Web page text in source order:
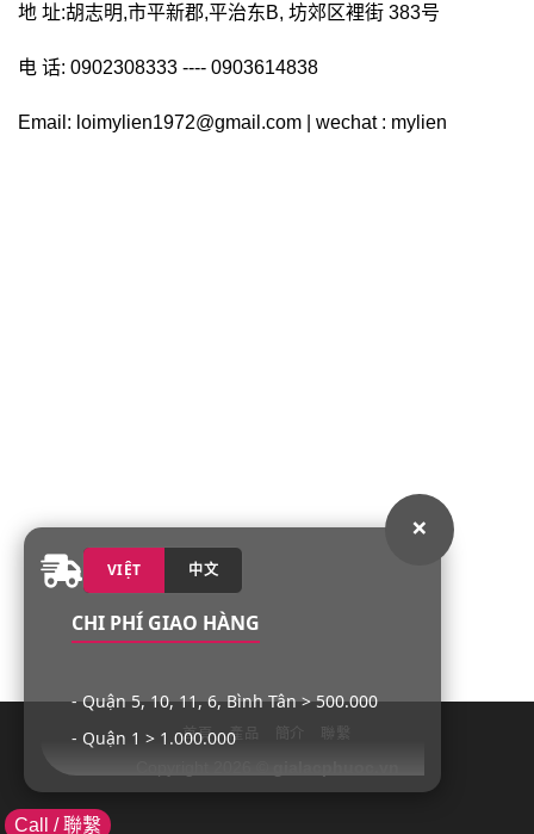
×
VIỆT 中文
CHI PHÍ GIAO HÀNG
- Quận 5, 10, 11, 6, Bình Tân > 500.000
- Quận 1 > 1.000.000
- Quận 3, 4, Tân Phú, Tân Bình > 1.000.000
地 址:胡志明,市平新郡,平治东B, 坊郊区裡街 383号
电 话: 0902308333 ---- 0903614838
Email: loimylien1972@gmail.com | wechat : mylien
首頁 產品
Call / 聯繫